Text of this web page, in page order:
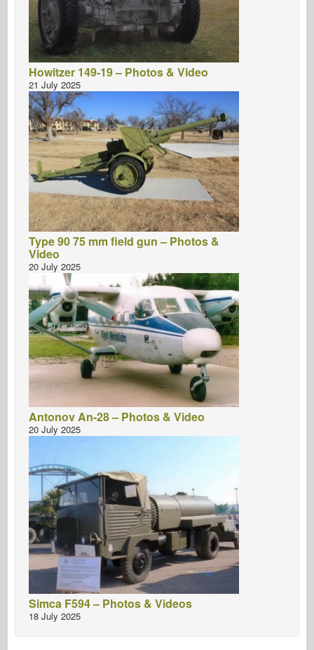
Howitzer 149-19 – Photos & Video
21 July 2025
Type 90 75 mm field gun – Photos &
Video
20 July 2025
Antonov An-28 – Photos & Video
20 July 2025
Simca F594 – Photos & Videos
18 July 2025